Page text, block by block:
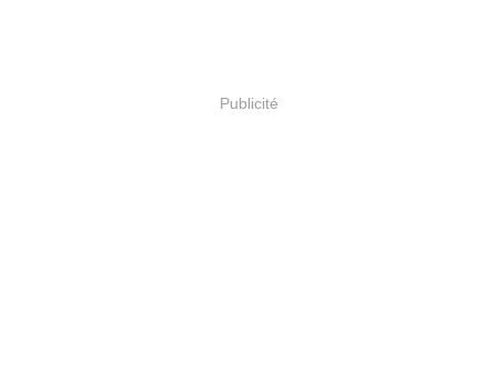
Publicité